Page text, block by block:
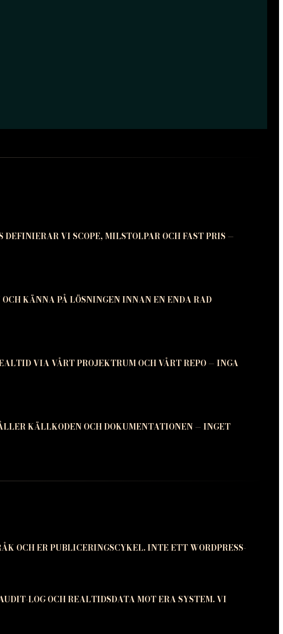
VI SCOPE, MILSTOLPAR OCH FAST PRIS —
KÄNNA PÅ LÖSNINGEN INNAN EN ENDA RAD
VIA VÅRT PROJEKTRUM OCH VÅRT REPO — INGA
KÄLLKODEN OCH DOKUMENTATIONEN — INGET
OCH ER PUBLICERINGSCYKEL. INTE ETT WORDPRESS-
LOG OCH REALTIDSDATA MOT ERA SYSTEM. VI